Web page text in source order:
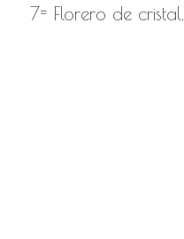
7= Florero de cristal.